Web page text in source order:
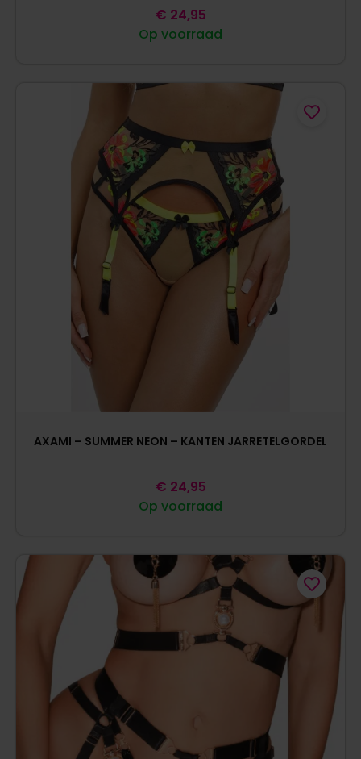
Op voorraad
€ 24,95
AXAMI – SUMMER NEON – KANTEN JARRETELGORDEL
Op voorraad
€ 24,95